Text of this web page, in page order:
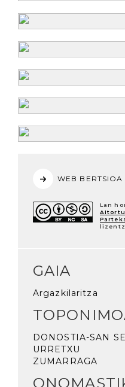
WEB
Lan
GAIA
Argazkilaritza
DONOSTIA-SAN
URRETXU
ZUMARRAGA